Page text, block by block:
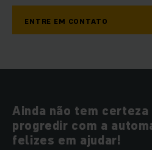
ENTRE EM CONTATO
Ainda não tem certeza
progredir com a
felizes em ajudar!